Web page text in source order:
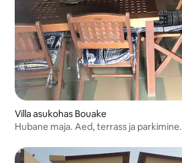
Villa asukohas Bouake
Hubane maja. Aed, terrass ja parkimine.